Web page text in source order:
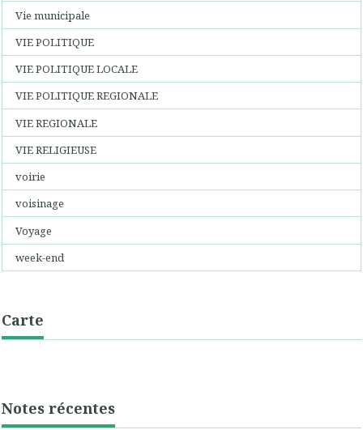
Vie municipale
VIE POLITIQUE
VIE POLITIQUE LOCALE
VIE POLITIQUE REGIONALE
VIE REGIONALE
VIE RELIGIEUSE
voirie
voisinage
Voyage
week-end
Carte
Notes récentes